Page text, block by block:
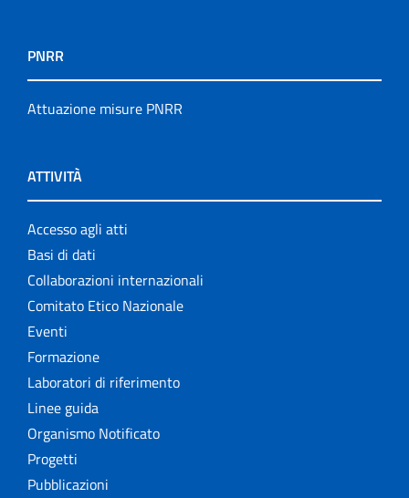
PNRR
Attuazione misure PNRR
ATTIVITÀ
Accesso agli atti
Basi di dati
Collaborazioni internazionali
Comitato Etico Nazionale
Eventi
Formazione
Laboratori di riferimento
Linee guida
Organismo Notificato
Progetti
Pubblicazioni